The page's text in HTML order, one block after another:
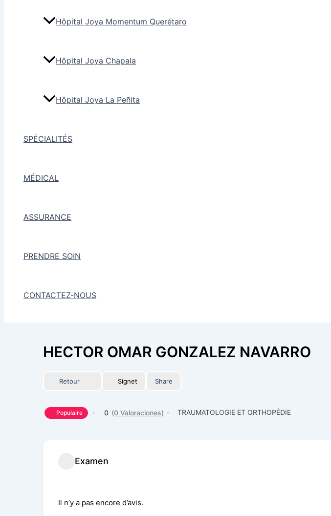
Hôpital Joya Momentum Querétaro
Hôpital Joya Chapala
Hôpital Joya La Peñita
SPÉCIALITÉS
MÉDICAL
ASSURANCE
PRENDRE SOIN
CONTACTEZ-NOUS
HECTOR OMAR GONZALEZ NAVARRO
Retour Signet Share
Populaire 0 (0 Valoraciones) TRAUMATOLOGIE ET ORTHOPÉDIE
Examen
Il n’y a pas encore d’avis.